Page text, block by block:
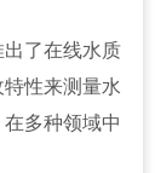
了在线水质
性来测量水
多种领域中